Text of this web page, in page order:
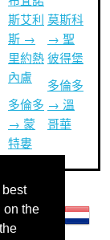
on the
斯艾利
斯 →
里約熱
內盧
多倫多
→ 蒙
特婁
莫斯科
→ 聖
彼得堡
多倫多
→ 溫
哥華